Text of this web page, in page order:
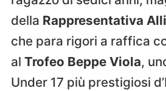
della Rappresentativa
che para rigori a raffica
al Trofeo Beppe Viola,
Under 17 più prestigiosi